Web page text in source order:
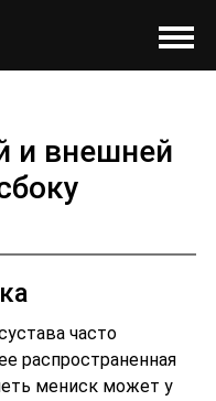
и внешней
часто
распространенная
мениск может у